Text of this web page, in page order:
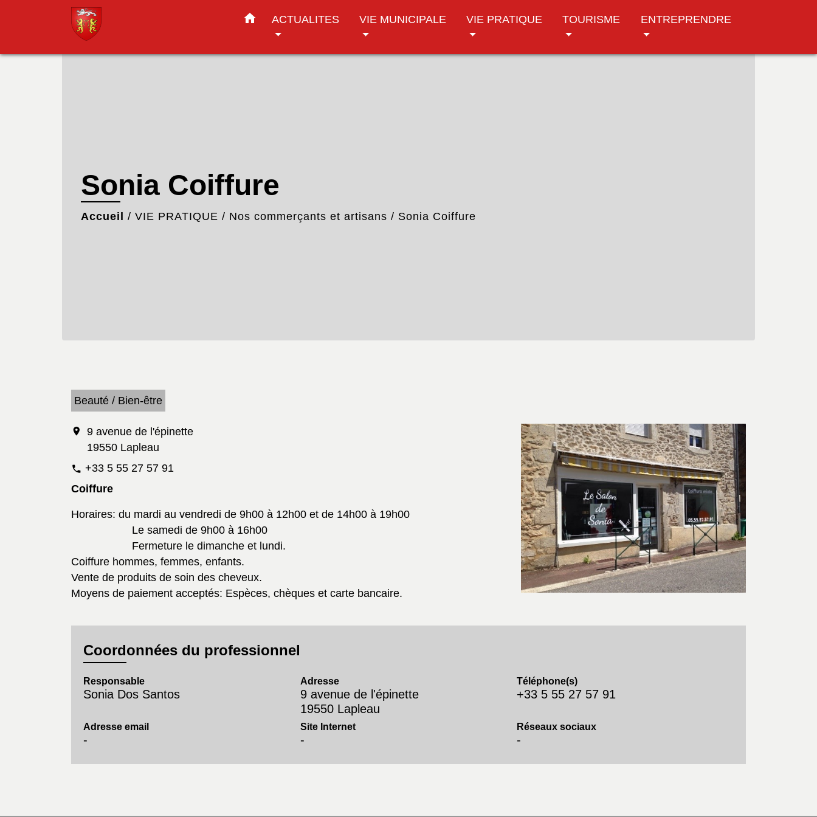
home ACTUALITES VIE MUNICIPALE VIE PRATIQUE TOURISME ENTREPRENDRE
Sonia Coiffure
Accueil / VIE PRATIQUE / Nos commerçants et artisans / Sonia Coiffure
Beauté / Bien-être
location_on
9 avenue de l'épinette
19550 Lapleau
phone +33 5 55 27 57 91
Coiffure
Horaires: du mardi au vendredi de 9h00 à 12h00 et de 14h00 à 19h00
Le samedi de 9h00 à 16h00
Fermeture le dimanche et lundi.
Coiffure hommes, femmes, enfants.
Vente de produits de soin des cheveux.
Moyens de paiement acceptés: Espèces, chèques et carte bancaire.
Coordonnées du professionnel
Responsable
Sonia Dos Santos
Adresse
9 avenue de l'épinette
19550 Lapleau
Téléphone(s)
+33 5 55 27 57 91
Adresse email
-
Site Internet
-
Réseaux sociaux
-